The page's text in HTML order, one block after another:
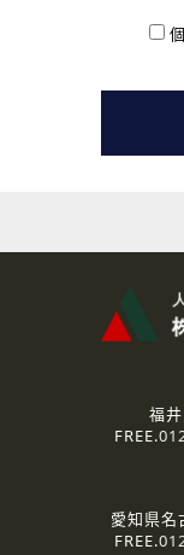
本登録に関する
たします。
( 3 ) スタッフ派遣
お問い合わせの
なお、ご連絡手段
資料送付、受講相
その他、お問い
なお、ご連絡手段
2.個人情報の第三
ご提供いただいた
3.個人情報の取り
弊社の定める個人
人情報を委託する
福
FREE.
愛知県名
FREE.